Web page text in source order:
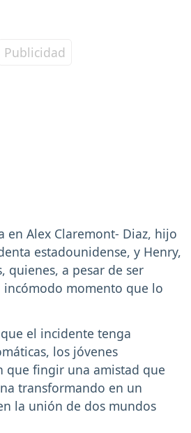
en Alex Claremont- Diaz, hijo
estadounidense, y Henry,
quienes, a pesar de ser
incómodo momento que lo
el incidente tenga
los jóvenes
que fingir una amistad que
transformando en un
la unión de dos mundos